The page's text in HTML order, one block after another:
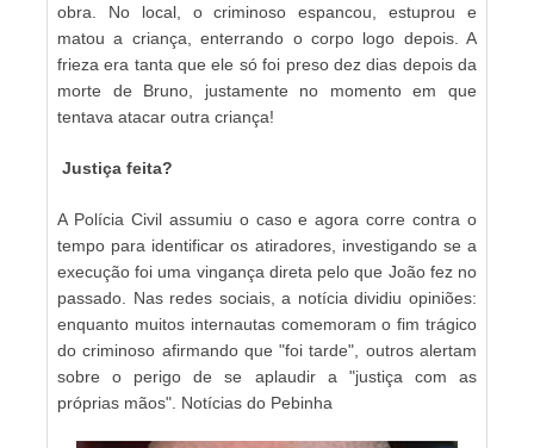
obra. No local, o criminoso espancou, estuprou e
matou a criança, enterrando o corpo logo depois. A
frieza era tanta que ele só foi preso dez dias depois da
morte de Bruno, justamente no momento em que
tentava atacar outra criança!
Justiça feita?
A Polícia Civil assumiu o caso e agora corre contra o
tempo para identificar os atiradores, investigando se a
execução foi uma vingança direta pelo que João fez no
passado. Nas redes sociais, a notícia dividiu opiniões:
enquanto muitos internautas comemoram o fim trágico
do criminoso afirmando que "foi tarde", outros alertam
sobre o perigo de se aplaudir a "justiça com as
próprias mãos". Notícias do Pebinha